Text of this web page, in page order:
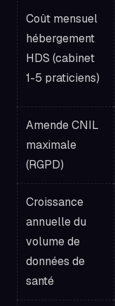
Coût mensuel
hébergement
HDS (cabinet
1-5 praticiens)
Amende CNIL
maximale
(RGPD)
Croissance
annuelle du
volume de
données de
santé